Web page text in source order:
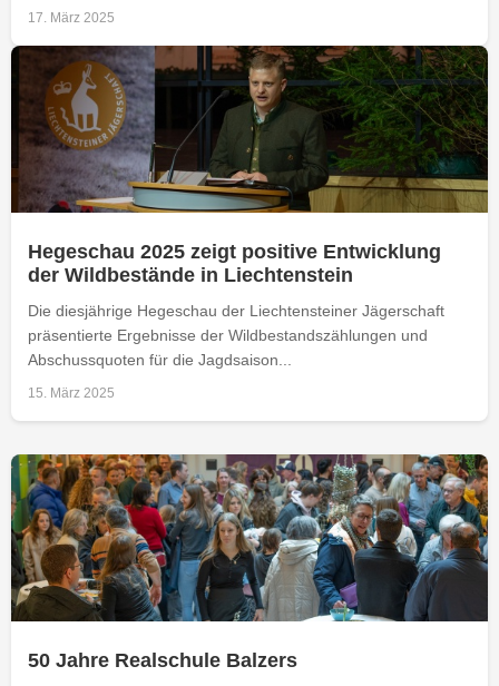
17. März 2025
Hegeschau 2025 zeigt positive Entwicklung
der Wildbestände in Liechtenstein
Die diesjährige Hegeschau der Liechtensteiner Jägerschaft
präsentierte Ergebnisse der Wildbestandszählungen und
Abschussquoten für die Jagdsaison...
15. März 2025
50 Jahre Realschule Balzers